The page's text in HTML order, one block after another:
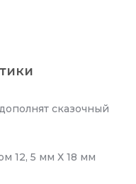
сказочный
12, 5 мм Х 18 мм